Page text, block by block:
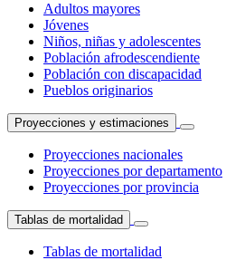
Adultos mayores
Jóvenes
Niños, niñas y adolescentes
Población afrodescendiente
Población con discapacidad
Pueblos originarios
Proyecciones y estimaciones
Proyecciones nacionales
Proyecciones por departamento
Proyecciones por provincia
Tablas de mortalidad
Tablas de mortalidad